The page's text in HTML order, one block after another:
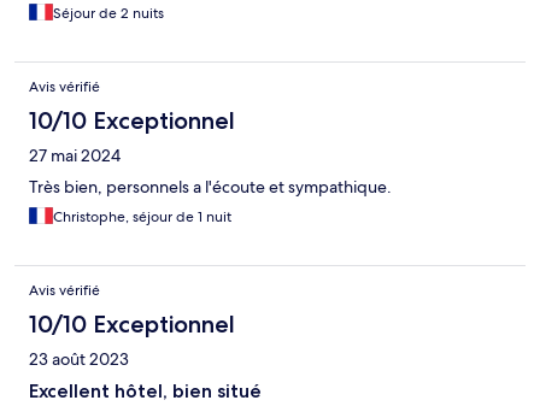
Séjour de 2 nuits
Avis vérifié
10/10 Exceptionnel
27 mai 2024
Très bien, personnels a l'écoute et sympathique.
Christophe, séjour de 1 nuit
Avis vérifié
10/10 Exceptionnel
23 août 2023
Excellent hôtel, bien situé